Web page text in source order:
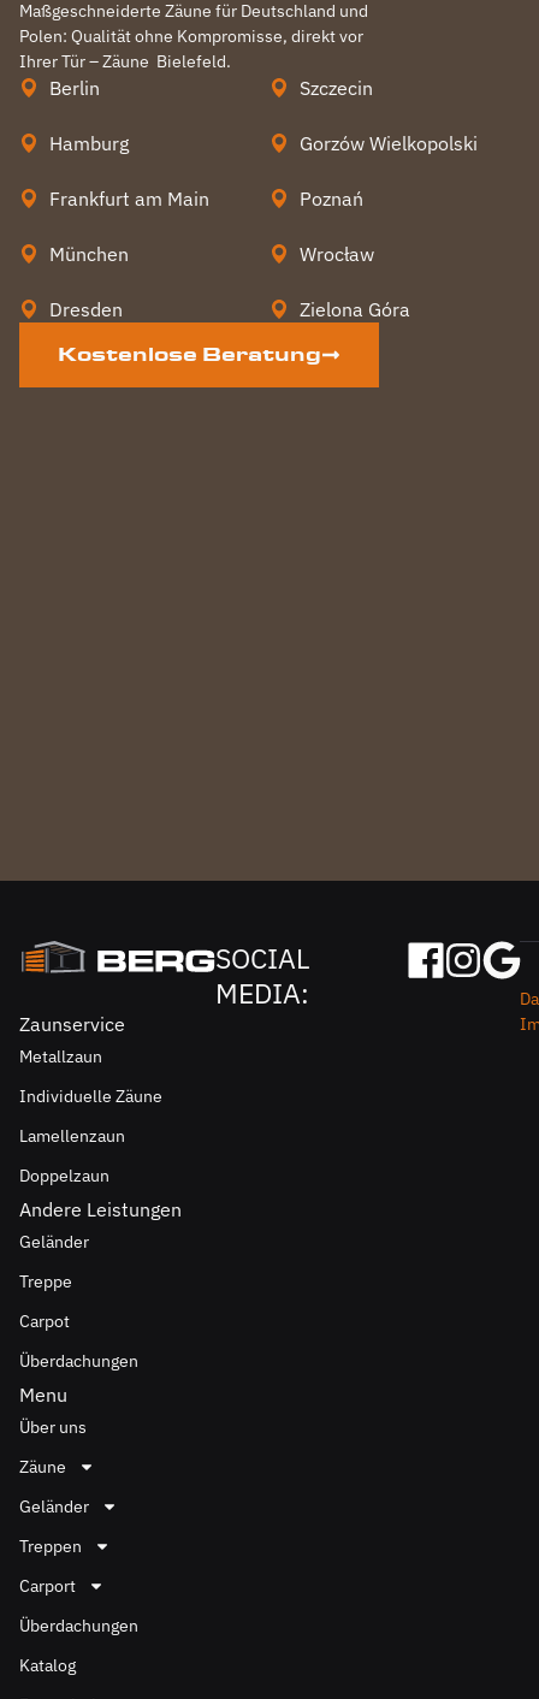
Maßgeschneiderte Zäune für Deutschland und
Polen: Qualität ohne Kompromisse, direkt vor
Ihrer Tür – Zäune Bielefeld.
Berlin
Hamburg
Frankfurt am Main
München
Dresden
Szczecin
Gorzów Wielkopolski
Poznań
Wrocław
Zielona Góra
Kostenlose Beratung
SOCIAL
MEDIA:
Zaunservice
Metallzaun
Individuelle Zäune
Lamellenzaun
Doppelzaun
Andere Leistungen
Geländer
Treppe
Carpot
Überdachungen
Menu
Über uns
Zäune
Geländer
Treppen
Carport
Überdachungen
Katalog